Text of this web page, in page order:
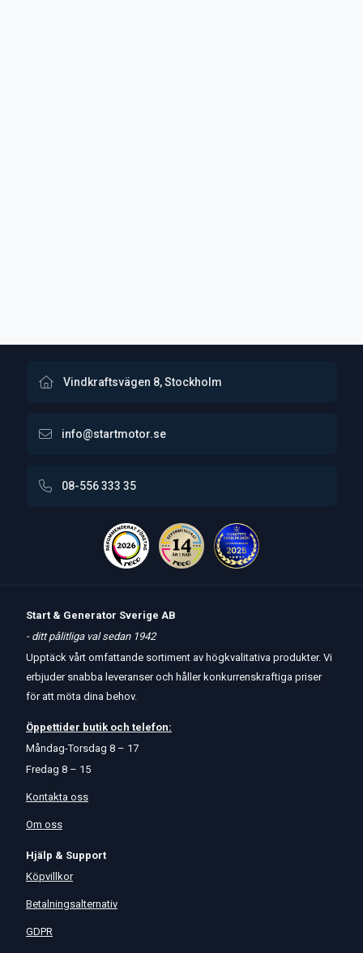
Vindkraftsvägen 8, Stockholm
info@startmotor.se
08-556 333 35
Start & Generator Sverige AB
- ditt pålitliga val sedan 1942
Upptäck vårt omfattande sortiment av högkvalitativa produkter. Vi
erbjuder snabba leveranser och håller konkurrenskraftiga priser
för att möta dina behov.
Öppettider butik och telefon:
Måndag-Torsdag 8 – 17
Fredag 8 – 15
Kontakta oss
Om oss
Hjälp & Support
Köpvillkor
Betalningsalternativ
GDPR